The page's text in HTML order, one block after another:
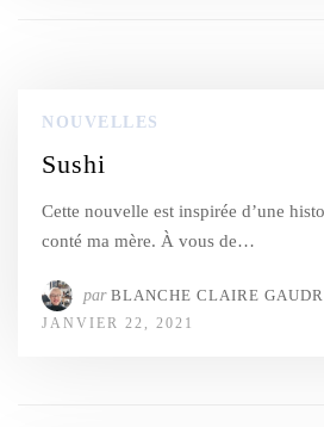
NOUVELLES
Sushi
Cette nouvelle est inspirée d’une
conté ma mère. À vous de…
par BLANCHE CLAIRE
JANVIER 22, 2021